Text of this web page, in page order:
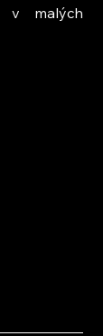
v malých